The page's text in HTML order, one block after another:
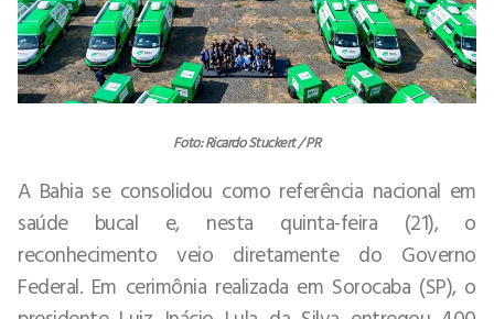
Foto: Ricardo Stuckert / PR
A Bahia se consolidou como referência nacional em
saúde bucal e, nesta quinta-feira (21), o
reconhecimento veio diretamente do Governo
Federal. Em cerimônia realizada em Sorocaba (SP), o